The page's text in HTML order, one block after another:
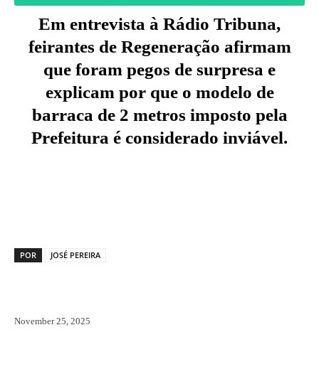
Em entrevista à Rádio Tribuna,
feirantes de Regeneração afirmam
que foram pegos de surpresa e
explicam por que o modelo de
barraca de 2 metros imposto pela
Prefeitura é considerado inviável.
POR JOSÉ PEREIRA
November 25, 2025